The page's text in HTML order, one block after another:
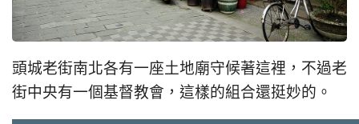
頭城老街南北各有一座土地廟守候著這裡，不過老
街中央有一個基督教會，這樣的組合還挺妙的。